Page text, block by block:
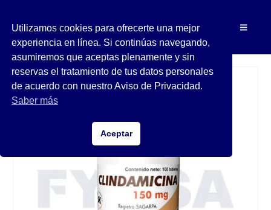
Utilizamos cookies para ofrecerte una mejor
experiencia en línea. Si continúas navegando,
asumiremos que aceptas plenamente y sin
reservas el tratamiento de tus datos personales
de acuerdo con nuestro Aviso de Privacidad.
Saber más
Aceptar